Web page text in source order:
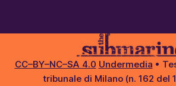
CC–BY–NC–SA 4.0 Undermedia •
tribunale di Milano (n. 162 del